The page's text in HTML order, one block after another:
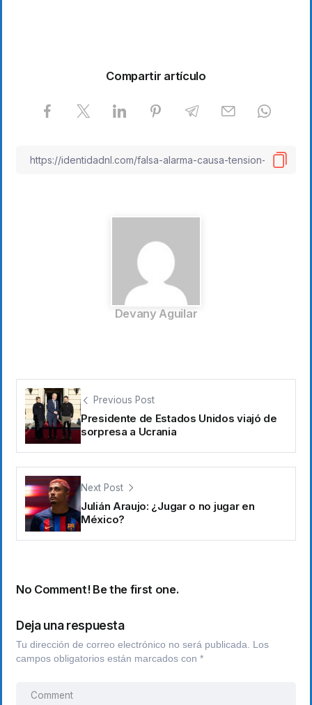
Compartir artículo
Devany Aguilar
Previous Post
Presidente de Estados Unidos viajó de
sorpresa a Ucrania
Next Post
Julián Araujo: ¿Jugar o no jugar en
México?
No Comment! Be the first one.
Deja una respuesta
Tu dirección de correo electrónico no será publicada. Los
campos obligatorios están marcados con *